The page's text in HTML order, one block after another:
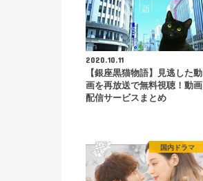
2020.10.11
【銀座黒猫物語】見逃した動
画を再放送で無料視聴！動画
配信サービスまとめ
国内ドラマ